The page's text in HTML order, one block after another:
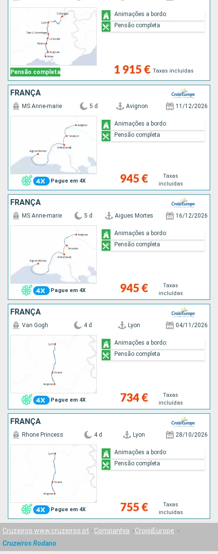
Pensão completa 1 915 € Taxas incluídas
Animações a bordo:
Pensão completa
FRANÇA
Pague em 4X
MS Anne-marie 5 d Avignon 11/12/2026
945 €
Taxas
incluídas
Animações a bordo:
Pensão completa
FRANÇA
Pague em 4X
MS Anne-marie 5 d Aigues Mortes 16/12/2026
945 €
Taxas
incluídas
Animações a bordo:
Pensão completa
FRANÇA
Pague em 4X
Van Gogh 4 d Lyon 04/11/2026
734 €
Taxas
incluídas
Animações a bordo:
Pensão completa
FRANÇA
Pague em 4X
Rhone Princess 4 d Lyon 28/10/2026
755 €
Taxas
incluídas
Animações a bordo:
Pensão completa
Cruzeiros www.cruzeiros.pt Companhia
CroisiEurope
Cruzeiros Rodano